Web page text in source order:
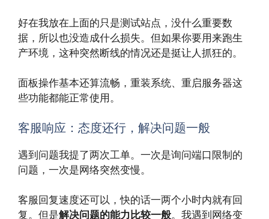
好在我放在上面的只是测试站点，没什么重要数
据，所以也没造成什么损失。但如果你要用来跑生
产环境，这种突然断线的情况还是挺让人抓狂的。
面板操作基本还算流畅，重装系统、重启服务器这
些功能都能正常使用。
客服响应：态度还行，解决问题一般
遇到问题我提了两次工单。一次是询问端口限制的
问题，一次是网络突然变慢。
客服回复速度还可以，快的话一两个小时内就有回
复。但是解决问题的能力比较一般。我遇到网络变